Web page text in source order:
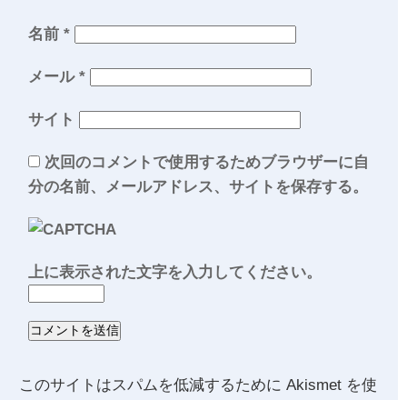
名前 *
メール *
サイト
次回のコメントで使用するためブラウザーに自
分の名前、メールアドレス、サイトを保存する。
上に表示された文字を入力してください。
このサイトはスパムを低減するために Akismet を使